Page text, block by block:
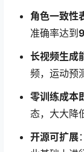
角色一致性
准确率达到
长视频生成
频，运动预
零训练成本
态，大大降
开源可扩展